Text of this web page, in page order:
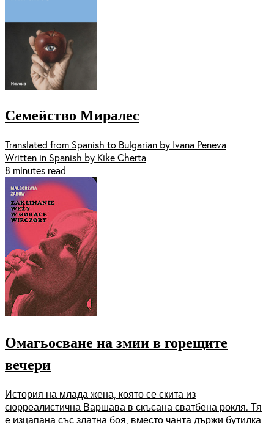
Семейство Миралес
Translated from Spanish to Bulgarian by Ivana Peneva
Written in Spanish by Kike Cherta
8 minutes read
Омагьосване на змии в горещите
вечери
История на млада жена, която се скита из
сюрреалистична Варшава в скъсана сватбена рокля. Тя
е изцапана със златна боя, вместо чанта държи бутилка